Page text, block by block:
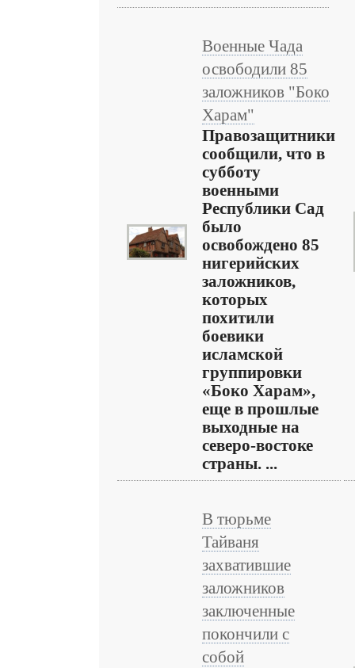
Военные Чада
освободили 85
заложников "Боко
Харам"
Правозащитники
сообщили, что в
субботу
военными
Республики Сад
было
освобождено 85
нигерийских
заложников,
которых
похитили
боевики
исламской
группировки
«Боко Харам»,
еще в прошлые
выходные на
северо-востоке
страны. ...
В тюрьме
Тайваня
захватившие
заложников
заключенные
покончили с
собой